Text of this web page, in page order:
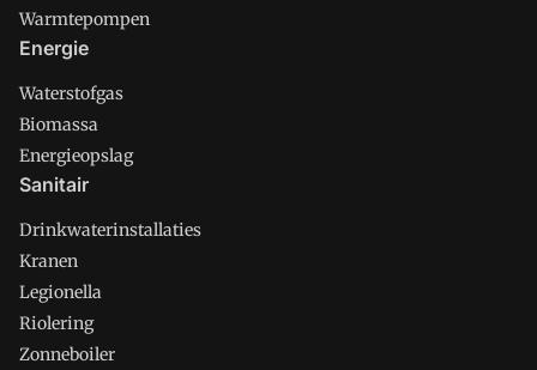
Warmtepompen
Energie
Waterstofgas
Biomassa
Energieopslag
Sanitair
Drinkwaterinstallaties
Kranen
Legionella
Riolering
Zonneboiler